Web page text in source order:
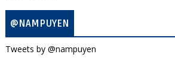
@NAMPUYEN
Tweets by @nampuyen